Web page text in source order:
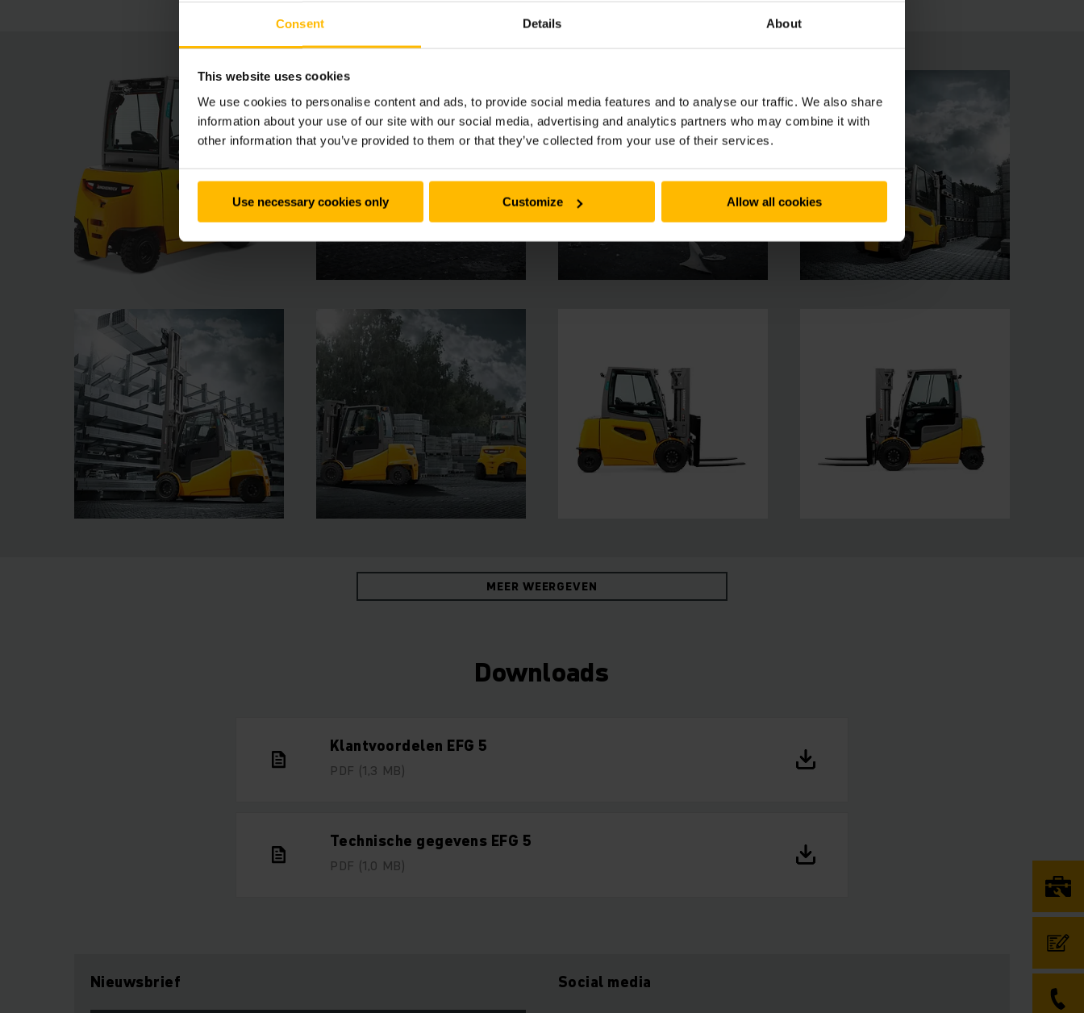
Consent Details About
This website uses cookies
We use cookies to personalise content and ads, to provide social media features and to analyse our traffic. We also share
information about your use of our site with our social media, advertising and analytics partners who may combine it with
other information that you’ve provided to them or that they’ve collected from your use of their services.
Use necessary cookies only Customize Allow all cookies
MEER WEERGEVEN
Downloads
Klantvoordelen EFG 5
PDF (1,3 MB)
Technische gegevens EFG 5
PDF (1,0 MB)
Nieuwsbrief Social media